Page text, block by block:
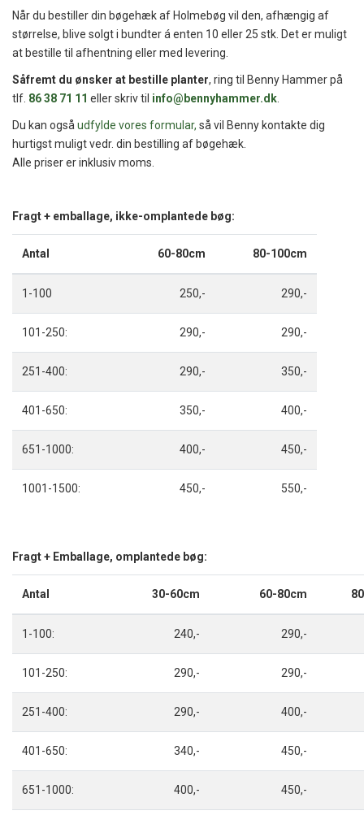
Når du bestiller din bøgehæk af Holmebøg vil den, afhængig af
størrelse, blive solgt i bundter á enten 10 eller 25 stk. Det er muligt
at bestille til afhentning eller med levering.
Såfremt du ønsker at bestille planter, ring til Benny Hammer på
tlf. 86 38 71 11 eller skriv til info@bennyhammer.dk.
Du kan ogsåudfylde vores formular, så vil Benny kontakte dig
hurtigst muligt vedr. din bestilling af bøgehæk.
Alle priser er inklusiv moms.
Fragt + emballage, ikke-omplantede bøg:
Antal 60-80cm 80-100cm
1-100 250,- 290,-
101-250: 290,- 290,-
251-400: 290,- 350,-
401-650: 350,- 400,-
651-1000: 400,- 450,-
1001-1500: 450,- 550,-
Fragt + Emballage, omplantede bøg:
Antal 30-60cm 60-80cm
1-100: 240,- 290,-
101-250: 290,- 290,-
251-400: 290,- 400,-
401-650: 340,- 450,-
651-1000: 400,- 450,-